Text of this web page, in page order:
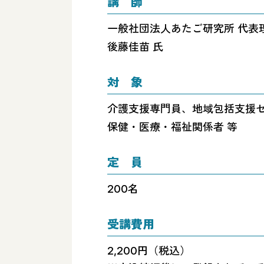
一般社団法人あたご研究所 代表
後藤佳苗 氏
対 象
介護支援専門員、地域包括支援
保健・医療・福祉関係者 等
定 員
200名
受講費用
2,200円（税込）